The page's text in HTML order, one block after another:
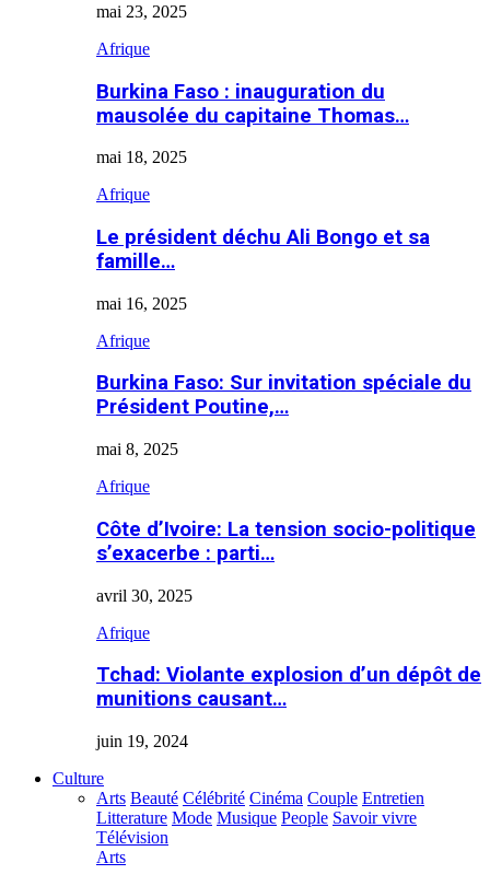
mai 23, 2025
Afrique
Burkina Faso : inauguration du
mausolée du capitaine Thomas…
mai 18, 2025
Afrique
Le président déchu Ali Bongo et sa
famille…
mai 16, 2025
Afrique
Burkina Faso: Sur invitation spéciale du
Président Poutine,…
mai 8, 2025
Afrique
Côte d’Ivoire: La tension socio-politique
s’exacerbe : parti…
avril 30, 2025
Afrique
Tchad: Violante explosion d’un dépôt de
munitions causant…
juin 19, 2024
Culture
Arts Beauté Célébrité Cinéma Couple Entretien
Litterature Mode Musique People Savoir vivre
Télévision
Arts